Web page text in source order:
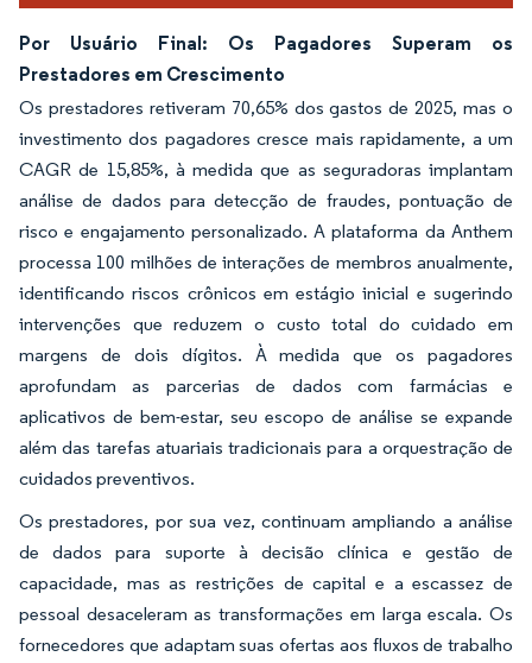
Por Usuário Final: Os Pagadores Superam os
Prestadores em Crescimento
Os prestadores retiveram 70,65% dos gastos de 2025, mas o
investimento dos pagadores cresce mais rapidamente, a um
CAGR de 15,85%, à medida que as seguradoras implantam
análise de dados para detecção de fraudes, pontuação de
risco e engajamento personalizado. A plataforma da Anthem
processa 100 milhões de interações de membros anualmente,
identificando riscos crônicos em estágio inicial e sugerindo
intervenções que reduzem o custo total do cuidado em
margens de dois dígitos. À medida que os pagadores
aprofundam as parcerias de dados com farmácias e
aplicativos de bem-estar, seu escopo de análise se expande
além das tarefas atuariais tradicionais para a orquestração de
cuidados preventivos.
Os prestadores, por sua vez, continuam ampliando a análise
de dados para suporte à decisão clínica e gestão de
capacidade, mas as restrições de capital e a escassez de
pessoal desaceleram as transformações em larga escala. Os
fornecedores que adaptam suas ofertas aos fluxos de trabalho